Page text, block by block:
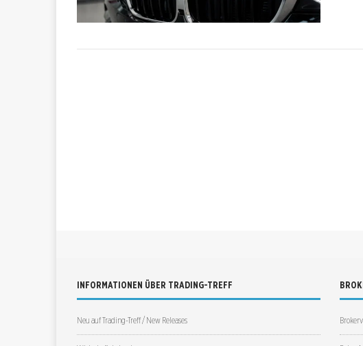
INFORMATIONEN ÜBER TRADING-TREFF
Neu auf Trading-Treff / New Releases